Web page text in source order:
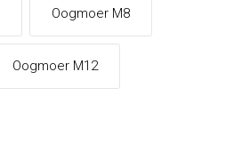
Oogmoer M8
Oogmoer M12